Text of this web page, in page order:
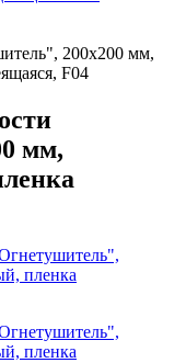
200х200 мм,
F04
мм,